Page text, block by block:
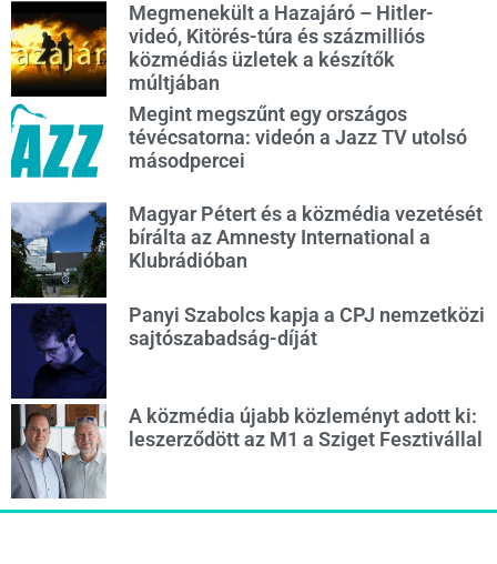
Megmenekült a Hazajáró – Hitler-
videó, Kitörés-túra és százmilliós
közmédiás üzletek a készítők
múltjában
Megint megszűnt egy országos
tévécsatorna: videón a Jazz TV utolsó
másodpercei
Magyar Pétert és a közmédia vezetését
bírálta az Amnesty International a
Klubrádióban
Panyi Szabolcs kapja a CPJ nemzetközi
sajtószabadság-díját
A közmédia újabb közleményt adott ki:
leszerződött az M1 a Sziget Fesztivállal